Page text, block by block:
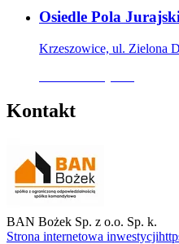
Osiedle Pola
Krzeszowice, ul. Zielona
Kontakt
BAN Bożek Sp. z o.o. Sp. k.
Strona internetowa inwestycji